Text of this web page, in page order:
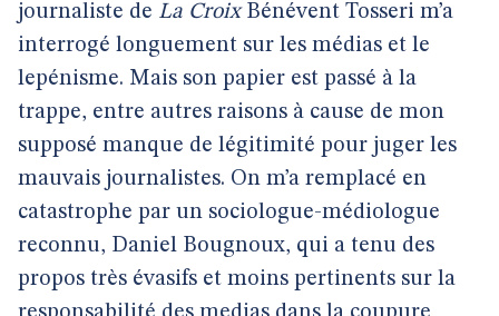
journaliste de La CroixBénévent Tosseri m’a
interrogé longuement sur les médias et le
lepénisme. Mais son papier est passé à la
trappe, entre autres raisons à cause de mon
supposé manque de légitimité pour juger les
mauvais journalistes. On m’a remplacé en
catastrophe par un sociologue-médiologue
reconnu, Daniel Bougnoux, qui a tenu des
propos très évasifs et moins pertinents sur la